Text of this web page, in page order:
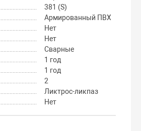
381 (S)
Армированный ПВХ
Нет
Нет
Сварные
1 год
1 год
2
Ликтрос-ликпаз
Нет